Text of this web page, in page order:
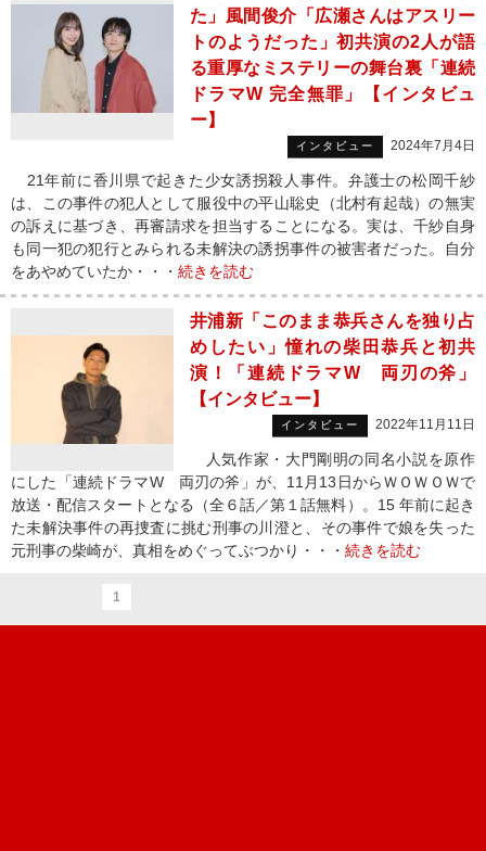
た」風間俊介「広瀬さんはアスリー
トのようだった」初共演の2人が語
る重厚なミステリーの舞台裏「連続
ドラマW 完全無罪」【インタビュ
ー】
インタビュー 2024年7月4日
21年前に香川県で起きた少女誘拐殺人事件。弁護士の松岡千紗
は、この事件の犯人として服役中の平山聡史（北村有起哉）の無実
の訴えに基づき、再審請求を担当することになる。実は、千紗自身
も同一犯の犯行とみられる未解決の誘拐事件の被害者だった。自分
をあやめていたか・・・ 続きを読む
井浦新「このまま恭兵さんを独り占
めしたい」憧れの柴田恭兵と初共
演！「連続ドラマW 両刃の斧」
【インタビュー】
インタビュー 2022年11月11日
人気作家・大門剛明の同名小説を原作
にした「連続ドラマW 両刃の斧」が、11月13日からＷＯＷＯＷで
放送・配信スタートとなる（全６話／第１話無料）。15 年前に起き
た未解決事件の再捜査に挑む刑事の川澄と、その事件で娘を失った
元刑事の柴崎が、真相をめぐってぶつかり・・・ 続きを読む
1